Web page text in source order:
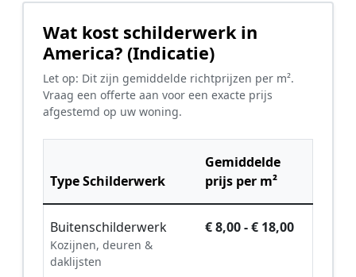
Wat kost schilderwerk in
America? (Indicatie)
Let op: Dit zijn gemiddelde richtprijzen per m².
Vraag een offerte aan voor een exacte prijs
afgestemd op uw woning.
Type Schilderwerk
Gemiddelde
prijs per m²
Buitenschilderwerk
Kozijnen, deuren &
daklijsten
€ 8,00 - € 18,00